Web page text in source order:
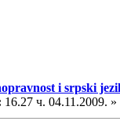
i srpski
16.27 ч. 04.11.2009. »